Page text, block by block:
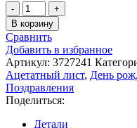
Количество
товара
Ацетатный
лист
20х20см
с
золотым
фольгированием
«С
днем
В корзину
Сравнить
Добавить в избранное
Артикул: 3727241
Ацетатный лист, День
Поздравления
Поделиться:
Детали